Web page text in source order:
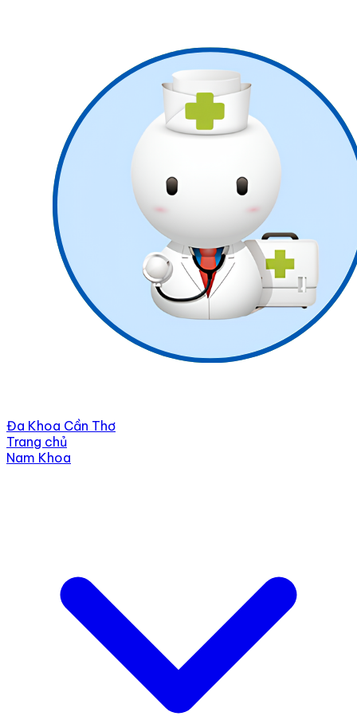
Đa Khoa Cần Thơ
Trang chủ
Nam Khoa